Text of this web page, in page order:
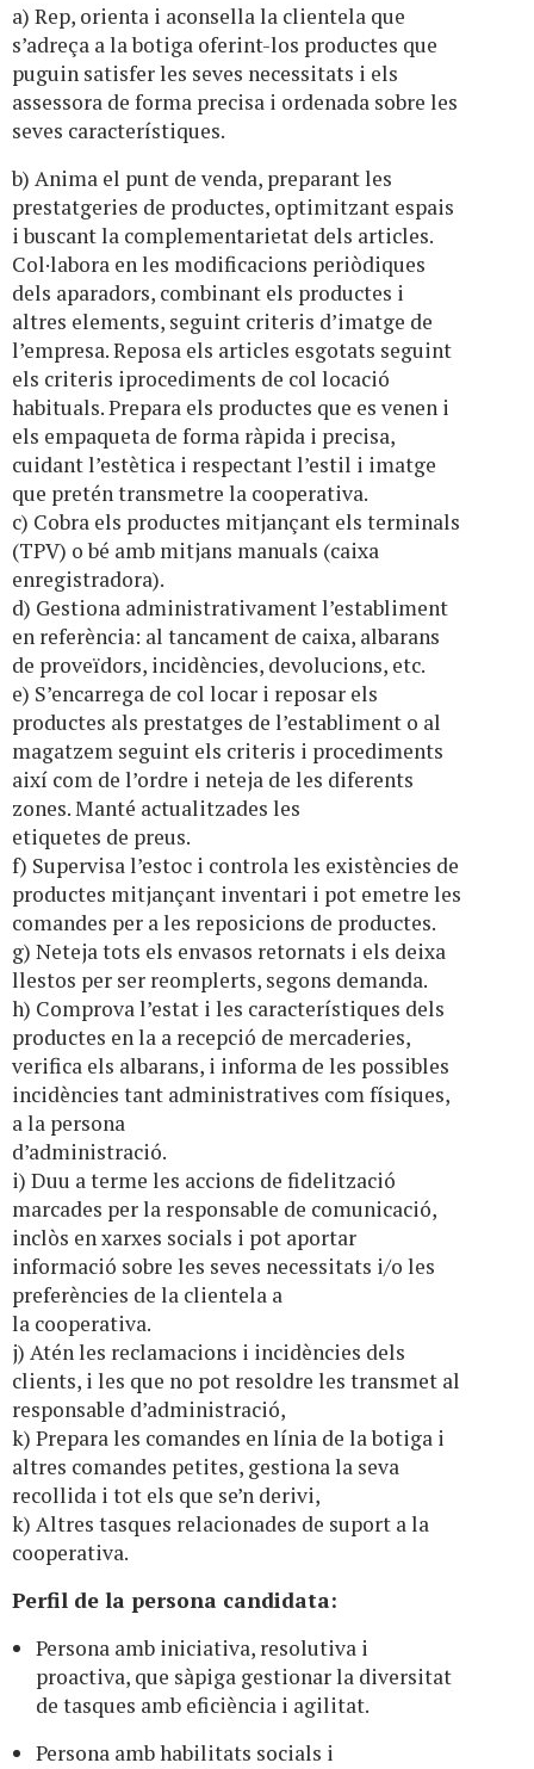
a) Rep, orienta i aconsella la clientela que
s’adreça a la botiga oferint-los productes que
puguin satisfer les seves necessitats i els
assessora de forma precisa i ordenada sobre les
seves característiques.
b) Anima el punt de venda, preparant les
prestatgeries de productes, optimitzant espais
i buscant la complementarietat dels articles.
Col·labora en les modificacions periòdiques
dels aparadors, combinant els productes i
altres elements, seguint criteris d’imatge de
l’empresa. Reposa els articles esgotats seguint
els criteris iprocediments de col locació
habituals. Prepara els productes que es venen i
els empaqueta de forma ràpida i precisa,
cuidant l’estètica i respectant l’estil i imatge
que pretén transmetre la cooperativa.
c) Cobra els productes mitjançant els terminals
(TPV) o bé amb mitjans manuals (caixa
enregistradora).
d) Gestiona administrativament l’establiment
en referència: al tancament de caixa, albarans
de proveïdors, incidències, devolucions, etc.
e) S’encarrega de col locar i reposar els
productes als prestatges de l’establiment o al
magatzem seguint els criteris i procediments
així com de l’ordre i neteja de les diferents
zones. Manté actualitzades les
etiquetes de preus.
f) Supervisa l’estoc i controla les existències de
productes mitjançant inventari i pot emetre les
comandes per a les reposicions de productes.
g) Neteja tots els envasos retornats i els deixa
llestos per ser reomplerts, segons demanda.
h) Comprova l’estat i les característiques dels
productes en la a recepció de mercaderies,
verifica els albarans, i informa de les possibles
incidències tant administratives com físiques,
a la persona
d’administració.
i) Duu a terme les accions de fidelització
marcades per la responsable de comunicació,
inclòs en xarxes socials i pot aportar
informació sobre les seves necessitats i/o les
preferències de la clientela a
la cooperativa.
j) Atén les reclamacions i incidències dels
clients, i les que no pot resoldre les transmet al
responsable d’administració,
k) Prepara les comandes en línia de la botiga i
altres comandes petites, gestiona la seva
recollida i tot els que se’n derivi,
k) Altres tasques relacionades de suport a la
cooperativa.
Perfil de la persona candidata:
Persona amb iniciativa, resolutiva i
proactiva, que sàpiga gestionar la diversitat
de tasques amb eficiència i agilitat.
Persona amb habilitats socials i